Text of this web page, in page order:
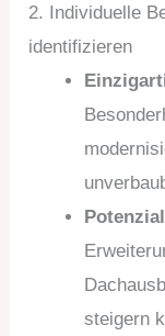
2. Individuelle
identifizieren
steigern